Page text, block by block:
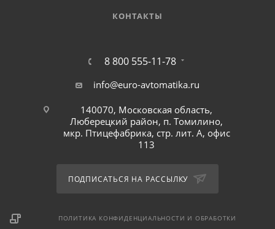
КОНТАКТЫ
8 800 555-11-78
info@euro-avtomatika.ru
140070, Московская область,
Люберецкий район, п. Томилино,
мкр. Птицефабрика, стр. лит. А, офис
113
ПОДПИСАТЬСЯ НА РАССЫЛКУ
ПОЛИТИКА КОНФИДЕНЦИАЛЬНОСТИ И ОБРАБОТКИ